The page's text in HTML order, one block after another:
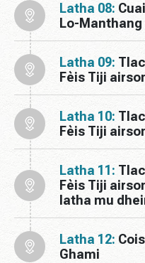
Latha 08:
Lo-Manthang
Latha 09:
Fèis Tiji
Latha 10:
Fèis Tiji
Latha 11:
Fèis Tiji
latha mu
Latha 12:
Ghami